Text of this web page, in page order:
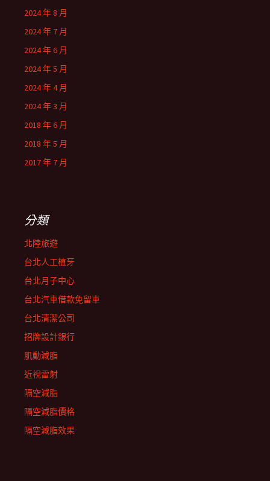
2024 年 8 月
2024 年 7 月
2024 年 6 月
2024 年 5 月
2024 年 4 月
2024 年 3 月
2018 年 6 月
2018 年 5 月
2017 年 7 月
分類
北陸旅遊
台北人工植牙
台北月子中心
台北汽車借款免留車
台北清潔公司
招牌設計銀行
肌動減脂
近視雷射
隔空減脂
隔空減脂價格
隔空減脂效果